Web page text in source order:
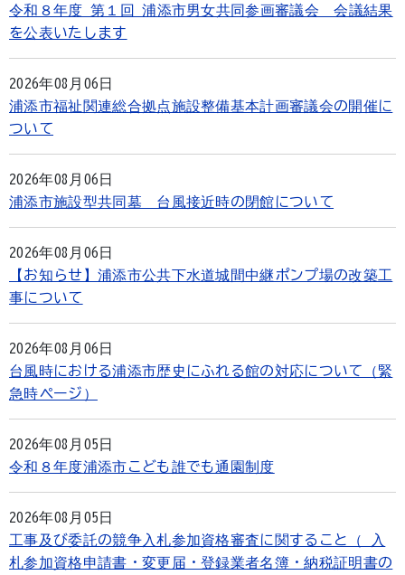
令和８年度 第１回 浦添市男女共同参画審議会 会議結果
を公表いたします
2026年08月06日
浦添市福祉関連総合拠点施設整備基本計画審議会の開催に
ついて
2026年08月06日
浦添市施設型共同墓 台風接近時の閉館について
2026年08月06日
【お知らせ】浦添市公共下水道城間中継ポンプ場の改築工
事について
2026年08月06日
台風時における浦添市歴史にふれる館の対応について（緊
急時ページ）
2026年08月05日
令和８年度浦添市こども誰でも通園制度
2026年08月05日
工事及び委託の競争入札参加資格審査に関すること（ 入
札参加資格申請書・変更届・登録業者名簿・納税証明書の